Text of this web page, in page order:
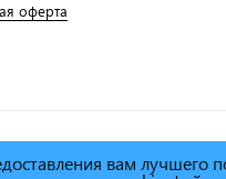
оферта
Снабженец" 1995г. -
вам лучшего